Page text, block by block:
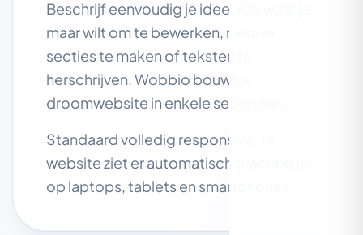
Beschrijf eenvoudig je idee. Klik waar je
maar wilt om te bewerken, nieuwe
secties te maken of teksten te
herschrijven. Wobbio bouwt je
droomwebsite in enkele seconden.
Standaard volledig responsive. Je
website ziet er automatisch prachtig uit
op laptops, tablets en smartphones.